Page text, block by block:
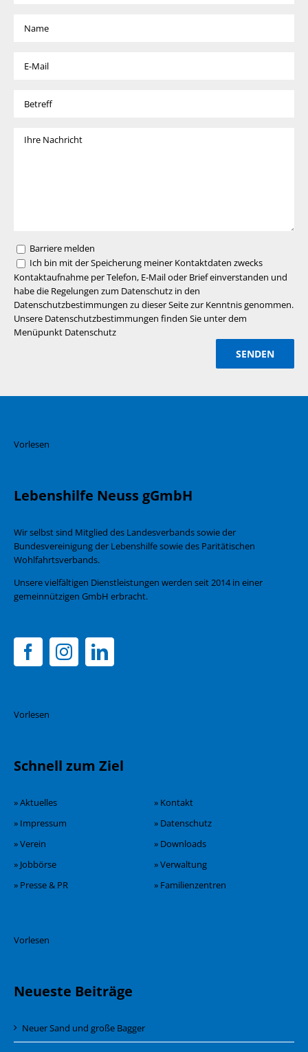
Barriere melden
Ich bin mit der Speicherung meiner Kontaktdaten zwecks
Kontaktaufnahme per Telefon, E-Mail oder Brief einverstanden und
habe die Regelungen zum Datenschutz in den
Datenschutzbestimmungen zu dieser Seite zur Kenntnis genommen.
Unsere Datenschutzbestimmungen finden Sie unter dem
Menüpunkt Datenschutz
Vorlesen
Lebenshilfe Neuss gGmbH
Wir selbst sind Mitglied des Landesverbands sowie der
Bundesvereinigung der Lebenshilfe sowie des Paritätischen
Wohlfahrtsverbands.
Unsere vielfältigen Dienstleistungen werden seit 2014 in einer
gemeinnützigen GmbH erbracht.
Vorlesen
Schnell zum Ziel
» Aktuelles
» Kontakt
» Impressum
» Datenschutz
» Verein
» Downloads
» Jobbörse
» Verwaltung
» Presse & PR
» Familienzentren
Vorlesen
Neueste Beiträge
Neuer Sand und große Bagger